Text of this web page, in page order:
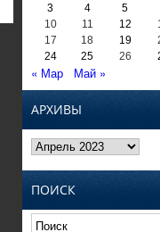
3
4 5
10
11 12
17
18 19
24
25 26
« Мар Май »
АРХИВЫ
Архивы
ПОИСК